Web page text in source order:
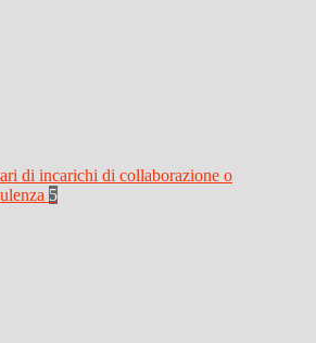
di incarichi di collaborazione o
5